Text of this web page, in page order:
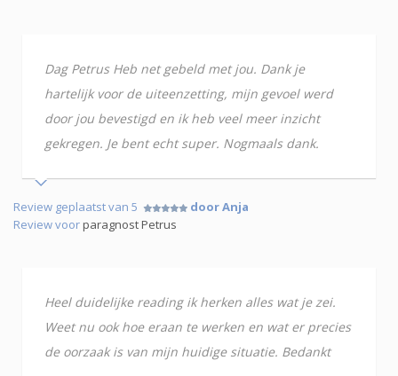
Dag Petrus Heb net gebeld met jou. Dank je
hartelijk voor de uiteenzetting, mijn gevoel werd
door jou bevestigd en ik heb veel meer inzicht
gekregen. Je bent echt super. Nogmaals dank.
Review geplaatst van 5
door Anja
Review voorparagnost Petrus
Heel duidelijke reading ik herken alles wat je zei.
Weet nu ook hoe eraan te werken en wat er precies
de oorzaak is van mijn huidige situatie. Bedankt